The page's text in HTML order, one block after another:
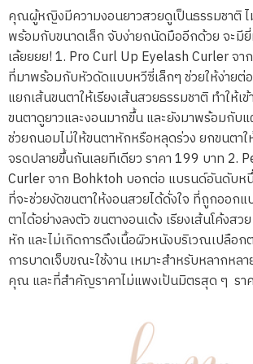
คุณผู้หญิงมีความงอนยาวสวยดูเป็นธรรมชาติ
พร้อมกับขนาดเล็ก จับง่ายถนัดมืออีกด้วย จะมี
เล้ยยยย! 1. Pro Curl Up Eyelash Curler จ
ที่มาพร้อมกับหัวดัดแบบหวีซี่เล็กๆ ช่วยให้ง่ายต่
แยกเส้นขนตาให้เรียงเส้นสวยธรรมชาติ ทำให้เ
ขนตาดูยาวและงอนมากขึ้น และยังมาพร้อมกับ
ช่วยถนอมไม่ให้ขนตาหักหรือหลุดร่วง ยกขนตา
จรดปลายขึ้นกันเลยทีเดียว ราคา 199 บาท 2.
Curler จาก Bohktoh บอกต่อ แบรนด์อันดับห
ที่จะช่วยงัดขนตาให้งอนสวยได้ดั่งใจ ที่ถูกออก
ตาได้อย่างลงตัว ขนตางอนเด้ง เรียงเส้นโค้งสว
หัก และไม่เกิดการดึงเนื้อผิวหนังบริเวณเปลือก
การบาดเจ็บขณะใช้งาน เหมาะสำหรับหลากหล
คุณ และที่สำคัญราคาไม่แพงเป้นมิตรสุด ๆ ร